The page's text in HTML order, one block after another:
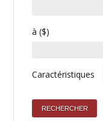
à ($)
Caractéristiques